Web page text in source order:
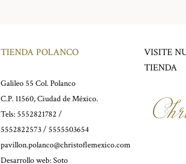
TIENDA POLANCO
Galileo 55 Col. Polanco
C.P. 11560, Ciudad de México.
Tels: 5552821782 /
5552822573 / 5555503654
pavillon.polanco@christoflemexico.com
Desarrollo web:Soto
VISITE
TIENDA